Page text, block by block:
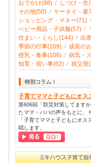
おでかけ(98)/ しつけ・生
その他(50)/ ケータイ・家
ショッピング・マネー(71)/
ベビー用品・子供服(57)/
住まい・くらし(144)/ 出
季節の行事(109)/ 成長の
授乳・食事(106)/ 病気・
知育・習い事(62)/ 祖父母
特別コラム！
子育てママと子どもにオス
第606回「防災対策してます
たママ・パパの声をもとに、
「子育てママと子どもにオス
唱します。